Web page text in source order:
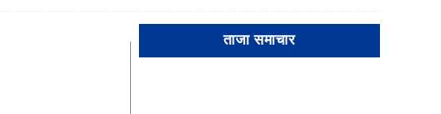
ताजा समाचार